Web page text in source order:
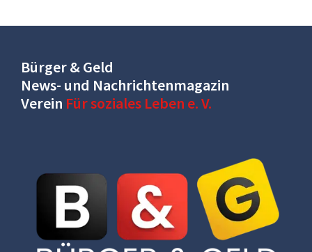
Bürger & Geld
News- und Nachrichtenmagazin
Verein Für soziales Leben e. V.